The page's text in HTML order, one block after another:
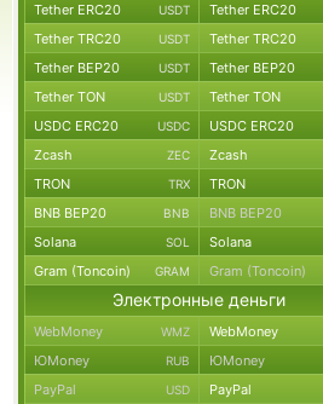
Tether ERC20 USDT Tether ERC20
Tether TRC20 USDT Tether TRC20
Tether BEP20 USDT Tether BEP20
Tether TON USDT Tether TON
USDC ERC20 USDC USDC ERC20
Zcash ZEC Zcash
TRON TRX TRON
BNB BEP20 BNB BNB BEP20
Solana SOL Solana
Gram (Toncoin) GRAM Gram (Toncoin)
Электронные деньги
WebMoney WMZ WebMoney
ЮMoney RUB ЮMoney
PayPal USD PayPal